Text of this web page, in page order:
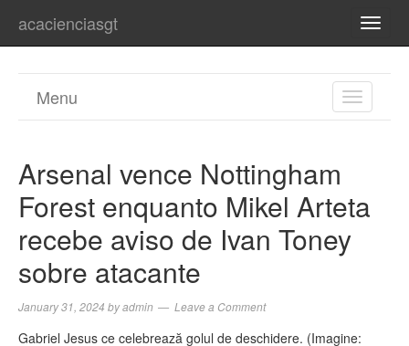
acacienciasgt
TOGGLE
Menu
Arsenal vence Nottingham
Forest enquanto Mikel Arteta
recebe aviso de Ivan Toney
sobre atacante
January 31, 2024 byadmin Leave a Comment
Gabriel Jesus ce celebrează golul de deschidere. (Imagine: